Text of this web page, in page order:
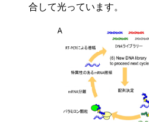
合して光っています。